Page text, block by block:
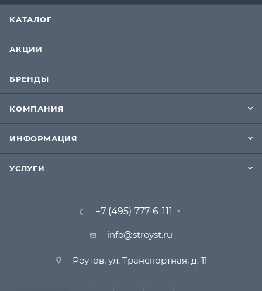
КАТАЛОГ
АКЦИИ
БРЕНДЫ
КОМПАНИЯ
ИНФОРМАЦИЯ
УСЛУГИ
+7 (495) 777-6-111
info@stroyst.ru
Реутов, ул. Транспортная, д. 11